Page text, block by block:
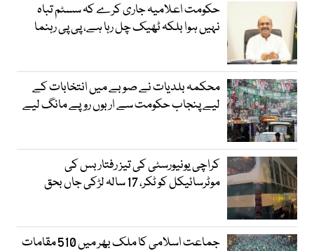
حکومت اعلامیہ جاری کرے کہ سسٹم تباہ
نہیں ہوا بلکہ ٹھیک چل رہا ہے، پی پی رہنما
محکمہ بلدیات نے صوبے میں انتخابات کے
لیے پنجاب حکومت سے اربوں روپے مانگ لیے
کراچی یونیورسٹی کی تیز رفتار بس کی
موٹرسائیکل کو ٹکر، 17 سالہ لڑکی جاں بحق
جماعت اسلامی کا ملک بھر میں 510 مقامات